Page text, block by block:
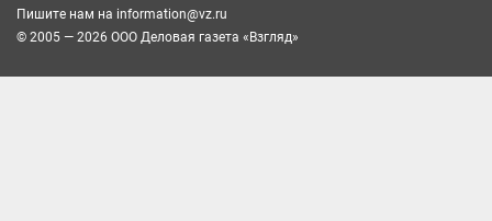
Пишите нам на information@vz.ru
© 2005 — 2026 ООО Деловая газета «Взгляд»